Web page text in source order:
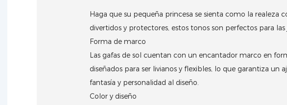
Haga que su pequeña princesa se sienta como la realeza
divertidos y protectores, estos tonos son perfectos para
Forma de marco
Las gafas de sol cuentan con un encantador marco en
diseñados para ser livianos y flexibles, lo que garantiza
fantasía y personalidad al diseño.
Color y diseño